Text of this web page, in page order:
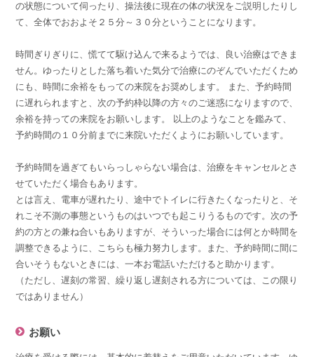
の状態について伺ったり、操法後に現在の体の状況をご説明したりし
て、全体でおおよそ２５分～３０分ということになります。
時間ぎりぎりに、慌てて駆け込んで来るようでは、良い治療はできま
せん。ゆったりとした落ち着いた気分で治療にのぞんでいただくため
にも、時間に余裕をもっての来院をお奨めします。 また、予約時間
に遅れられますと、次の予約枠以降の方々のご迷惑になりますので、
余裕を持っての来院をお願いします。 以上のようなことを鑑みて、
予約時間の１０分前までに来院いただくようにお願いしています。
予約時間を過ぎてもいらっしゃらない場合は、治療をキャンセルとさ
せていただく場合もあります。
とは言え、電車が遅れたり、途中でトイレに行きたくなったりと、そ
れこそ不測の事態というものはいつでも起こりうるものです。次の予
約の方との兼ね合いもありますが、そういった場合には何とか時間を
調整できるように、こちらも極力努力します。また、予約時間に間に
合いそうもないときには、一本お電話いただけると助かります。
（ただし、遅刻の常習、繰り返し遅刻される方については、この限り
ではありません）
お願い